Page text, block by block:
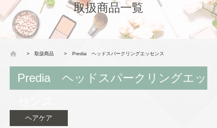
取扱商品一覧
> 取扱商品 > Predia ヘッドスパークリングエッセンス
Predia ヘッドスパークリングエッ
ヘアケア